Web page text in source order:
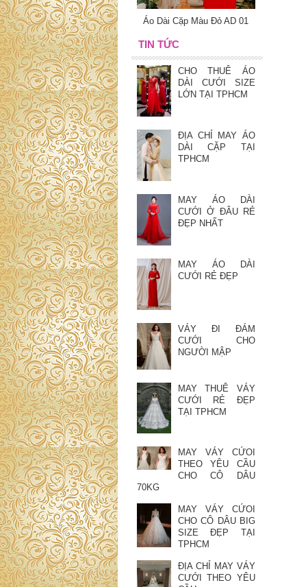
Áo Dài Cặp Màu Đỏ AD 01
TIN TỨC
CHO THUÊ ÁO
DÀI CƯỚI SIZE
LỚN TẠI TPHCM
ĐỊA CHỈ MAY ÁO
DÀI CẶP TẠI
TPHCM
MAY ÁO DÀI
CƯỚI Ở ĐÂU RẺ
ĐẸP NHẤT
MAY ÁO DÀI
CƯỚI RẺ ĐẸP
VÁY ĐI ĐÁM
CƯỚI CHO
NGƯỜI MẬP
MAY THUÊ VÁY
CƯỚI RẺ ĐẸP
TẠI TPHCM
MAY VÁY CỨOI
THEO YÊU CẦU
CHO CÔ DÂU
70KG
MAY VÁY CỨOI
CHO CÔ DÂU BIG
SIZE ĐẸP TẠI
TPHCM
ĐỊA CHỈ MAY VÁY
CƯỚI THEO YÊU